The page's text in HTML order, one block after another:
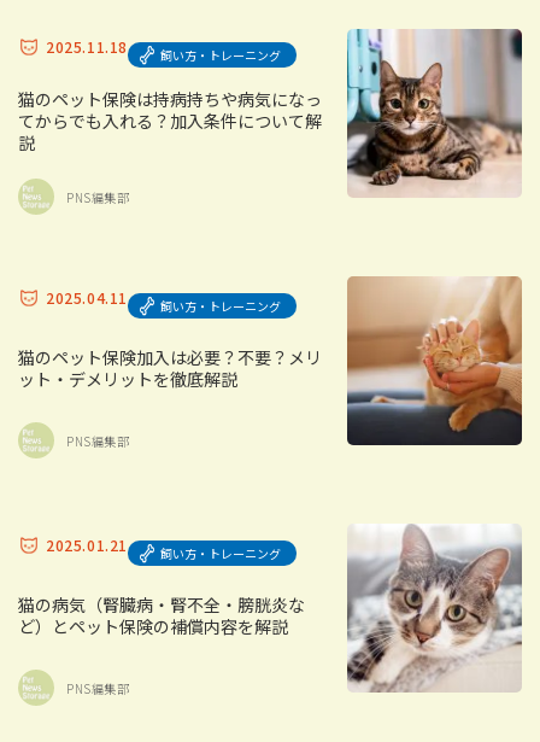
2025.11.18 飼い方・トレーニング
猫のペット保険は持病持ちや病気になっ
てからでも入れる？加入条件について解
説
PNS編集部
2025.04.11 飼い方・トレーニング
猫のペット保険加入は必要？不要？メリ
ット・デメリットを徹底解説
PNS編集部
2025.01.21 飼い方・トレーニング
猫の病気（腎臓病・腎不全・膀胱炎な
ど）とペット保険の補償内容を解説
PNS編集部